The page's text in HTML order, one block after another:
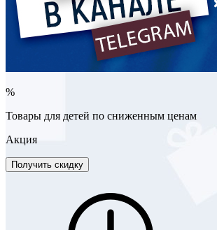
%
Товары для детей по сниженным ценам
Акция
Получить скидку